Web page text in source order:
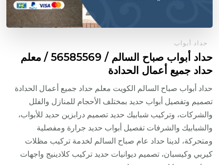
حداد أبواب
حداد أبواب صباح السالم / 56585569 / معلم
حداد جميع أعمال الحدادة
حداد أبواب صباح السالم الكويت معلم حداد جميع أعمال الحدادة
تصميم وتفصيل أبواب حديد بمختلف الأحجام للمنازل والفلل
والشركات، وتركيب شبابيك حديد تصميم درابزين حديد للأبواب،
والشبابيك والشرفات تفصيل أبواب حديد جرارة ومفصلية
ومتحركة، لدينا حداد عام صباح السالم لخدمة تركيب مظلات
كيربي وكيسبان، تصميم ديوانيات حديد تركيب كلادينيج واجهات